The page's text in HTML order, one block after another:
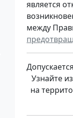
является
между
Узнайте
на